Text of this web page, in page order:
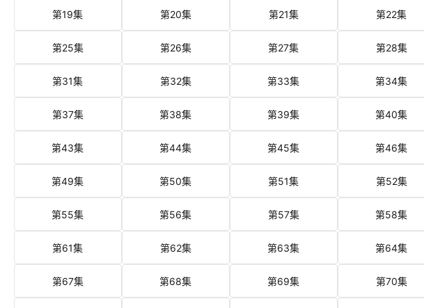
第19集 第20集 第21集 第22集
第25集 第26集 第27集 第28集
第31集 第32集 第33集 第34集
第37集 第38集 第39集 第40集
第43集 第44集 第45集 第46集
第49集 第50集 第51集 第52集
第55集 第56集 第57集 第58集
第61集 第62集 第63集 第64集
第67集 第68集 第69集 第70集